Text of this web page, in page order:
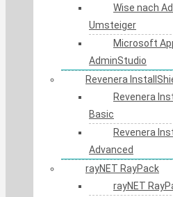
Wise nach
Umsteiger
Microsoft
AdminStudio
Revenera
Revenera
Basic
Revenera
Advanced
rayNET RayPack
rayNET